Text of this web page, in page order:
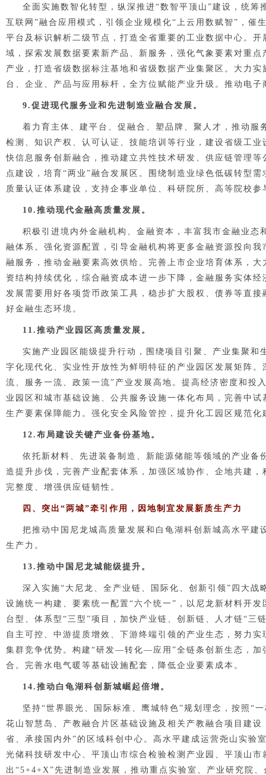
全面实施数智化转型，纵深推进“数智平顶山”建设，统
互联网”融合应用模式，引领企业规模化“上云用数赋智”，
平台及标识解析二级节点，打造全省重要的工业数据中心。
域，探索发展数据要素新产品、新服务，强化气象要素对重
产业，打造省级数据标注基地和省级数据产业集聚区。大力
台、企业、产品与应用标杆，全方位赋能产业升级。推动电
9.促进现代服务业和先进制造业融合发展。
着力育主体、建平台、促融合、塑品牌、聚人才，推动服
检测、知识产权、认可认证、技能培训等行业，建设省级工
快信息服务创新融合，推动建立共性技术研发、供应链管理
点建设，培育“两业”融合发展区。围绕制造业绿色低碳转型
质量认证体系建设，支持企事业单位、科研院所、高等院校
10.推动现代金融高质量发展。
积极引进境内外金融机构、金融资本，丰富我市金融业
融体系。强化资源配置，引导金融机构将更多金融资源投向
融服务，推动金融要素高效供给。完善上市企业培育体系，
资结构持续优化，综合融资成本进一步下降，金融服务实体
发展需要用好各项货币政策工具，稳步扩大股权、债券等直
好金融生态环境。
11.推动产业园区高质量发展。
实施产业园区能级提升行动，围绕项目引聚、产业集聚
字化现代化、实业性开放性为鲜明特征的产业园区发展矩阵
流、服务一流、政策一流”产业发展高地。提高经济密度和投
业园区和城市基础设施、公共服务设施一体化布局，完善中
生产要素保障能力。强化安全风险管控，提升化工园区规范化
12.布局建设关键产业备份基地。
依托新材料、先进装备制造、新能源储能等领域的产业
造提升步伐，完善产业配套体系，加强区域协作、企地共建
完整度、增强供应链韧性。
四、突出“两城”牵引作用，因地制宜发展新质生产力
把推动中国尼龙城高质量发展和白龟湖科创新城高水平
生产力。
13.推动中国尼龙城能级提升。
深入实施“大尼龙、全产业链、国际化、创新引领”四大
设施统一构建、要素统一配置“六个统一”，以尼龙新材料开
台型、体系型“三型”项目，加快产业链、创新链、人才链“三
自主可控、中游提质增效、下游终端引领的产业生态，努力
集群竞争优势。构建“研发—转化—应用”全链条创新生态，加
合。完善水电气暖等基础设施配套，降低企业要素成本。
14.推动白龟湖科创新城崛起倍增。
坚持“世界眼光、国际标准、鹰城特色”规划理念，按照“
花山智慧岛、产教融合片区基础设施及相关产教融合项目建
省、承接国内外”的区域科创中心。高水平建成运营尧山实验
光储科技研发中心、平顶山市综合检验检测产业园、平顶山
出“5+4+X”先进制造业发展，推动重点实验室、产业研究院